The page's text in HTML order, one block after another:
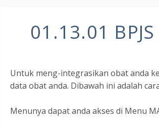
01.13.01
Untuk meng-integrasikan obat anda
data obat anda. Dibawah ini adalah
Menunya dapat anda akses di Menu